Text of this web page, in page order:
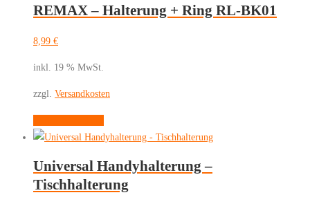
REMAX – Halterung + Ring RL-BK01
8,99 €
inkl. 19 % MwSt.
zzgl. Versandkosten
Universal Handyhalterung –
Tischhalterung